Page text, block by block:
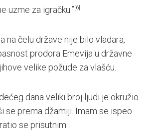
uzme za igračku.” [6]
na čelu države nije bilo vladara,
prodora Emevija u državne
velike požude za vlašću.
dana veliki broj ljudi je okružio
se prema džamiji. Imam se ispeo
se prisutnim: